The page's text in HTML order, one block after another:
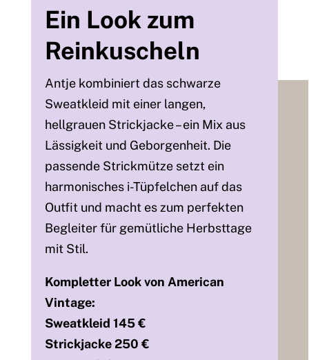
Ein Look zum
Reinkuscheln
Antje kombiniert das schwarze
Sweatkleid mit einer langen,
hellgrauen Strickjacke – ein Mix aus
Lässigkeit und Geborgenheit. Die
passende Strickmütze setzt ein
harmonisches i-Tüpfelchen auf das
Outfit und macht es zum perfekten
Begleiter für gemütliche Herbsttage
mit Stil.
Kompletter Look von American
Vintage:
Sweatkleid 145 €
Strickjacke 250 €